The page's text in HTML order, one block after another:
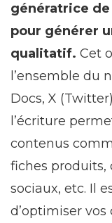
génératrice de
pour générer
qualitatif. Cet
l’ensemble du
Docs, X
l’écriture
contenus
fiches produits,
sociaux, etc. Il
d’optimiser